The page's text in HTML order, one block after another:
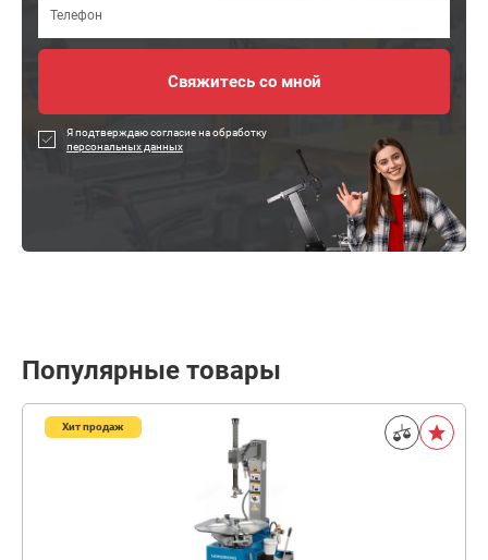
Я подтверждаю согласие на обработку
персональных данных
Популярные товары
Хит продаж